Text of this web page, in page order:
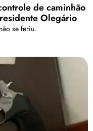
de caminhão
Olegário
se feriu.